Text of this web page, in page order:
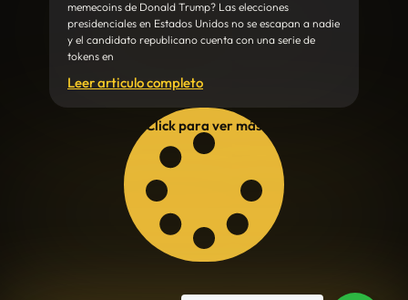
memecoins de Donald Trump? Las elecciones
presidenciales en Estados Unidos no se escapan a nadie
y el candidato republicano cuenta con una serie de
tokens en
Leer articulo completo
Click para ver más